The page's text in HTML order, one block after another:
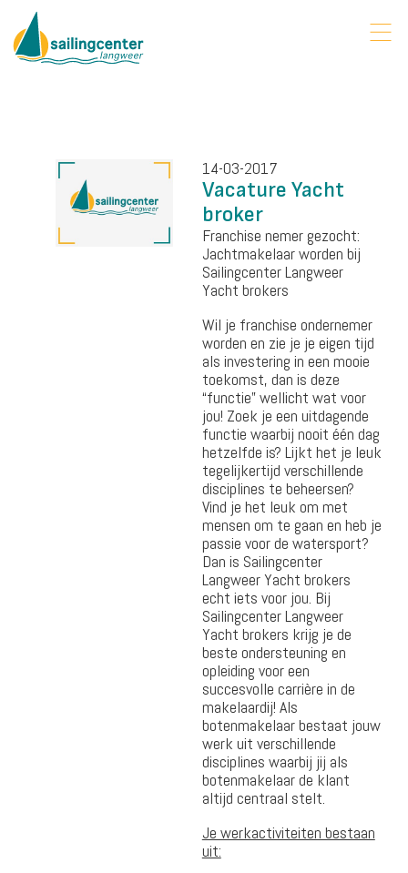
14-03-2017
Vacature Yacht
broker
Franchise nemer gezocht:
Jachtmakelaar worden bij
Sailingcenter Langweer
Yacht brokers
Wil je franchise ondernemer
worden en zie je je eigen tijd
als investering in een mooie
toekomst, dan is deze
“functie” wellicht wat voor
jou! Zoek je een uitdagende
functie waarbij nooit één dag
hetzelfde is? Lijkt het je leuk
tegelijkertijd verschillende
disciplines te beheersen?
Vind je het leuk om met
mensen om te gaan en heb je
passie voor de watersport?
Dan is Sailingcenter
Langweer Yacht brokers
echt iets voor jou. Bij
Sailingcenter Langweer
Yacht brokers krijg je de
beste ondersteuning en
opleiding voor een
succesvolle carrière in de
makelaardij! Als
botenmakelaar bestaat jouw
werk uit verschillende
disciplines waarbij jij als
botenmakelaar de klant
altijd centraal stelt.
Je werkactiviteiten bestaan
uit: